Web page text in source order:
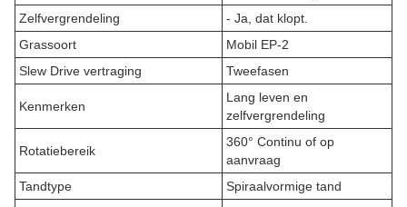
Zelfvergrendeling
- Ja, dat klopt.
Grassoort
Mobil EP-2
Slew Drive vertraging
Tweefasen
Kenmerken
Lang leven en
zelfvergrendeling
Rotatiebereik
360° Continu of op
aanvraag
Tandtype
Spiraalvormige tand